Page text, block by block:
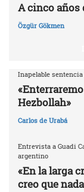
A cinco años
Özgür Gökmen
Inapelable
Hezbollah»
Carlos de Urabá
Entrevista a Guadi
argentino
«En la larga
creo que